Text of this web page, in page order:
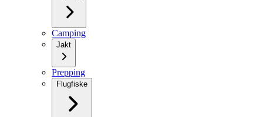
Camping
Jakt
Prepping
Flugfiske